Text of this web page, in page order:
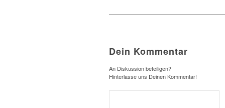
Dein Kommentar
An Diskussion beteiligen?
Hinterlasse uns Deinen Kommentar!